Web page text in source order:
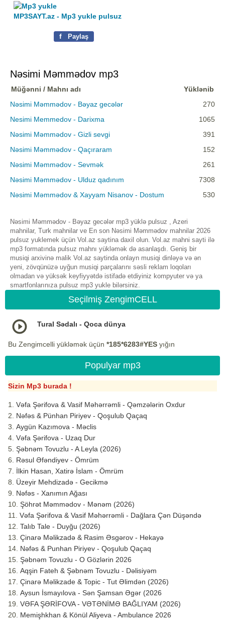
MP3SAYT.az - Mp3 yukle pulsuz
f Paylaş
Nəsimi Məmmədov mp3
Müğənni / Mahnı adı
Yüklənib
Nəsimi Məmmədov - Bəyaz gecələr
270
Nesimi Memmedov - Darixma
1065
Nəsimi Məmmədov - Gizli sevgi
391
Nəsimi Məmmədov - Qaçıraram
152
Nəsimi Məmmədov - Sevmək
261
Nəsimi Məmmədov - Ulduz qadınım
7308
Nəsimi Məmmədov & Xayyam Nisanov - Dostum
530
Nəsimi Məmmədov - Bəyaz gecələr mp3 yüklə pulsuz , Azeri
mahnilar, Turk mahnilar ve En son Nəsimi Məmmədov mahnilar 2026
pulsuz yuklemek üçün Vol.az saytina daxil olun. Vol.az mahni sayti ilə
mp3 formatında pulsuz mahnı yükləmək də asanlaşdı. Geniş bir
musiqi arxivinə malik Vol.az saytinda onlayn musiqi dinləyə və ən
yeni, zövqünüzə uyğun musiqi parçalarını səsli reklam loqoları
olmadan və yüksək keyfiyyətdə istifadə etdiyiniz kompyuter və ya
smartfonlarınıza pulsuz mp3 yukle bilərsiniz.
Seçilmiş ZengimCELL
Tural Sədalı - Qoca dünya
Bu Zengimcelli yükləmək üçün *185*6283#YES yığın
Populyar mp3
Sizin Mp3 burada !
Vəfa Şərifova & Vasif Məhərrəmli - Qəmzələrin Oxdur
Nəfəs & Pünhan Piriyev - Qoşulub Qaçaq
Aygün Kazımova - Məclis
Vəfa Şərifova - Uzaq Dur
Şəbnəm Tovuzlu - A Leyla (2026)
Rəsul Əfəndiyev - Ömrüm
İlkin Hasan, Xatirə İslam - Ömrüm
Üzeyir Mehdizadə - Gecikmə
Nəfəs - Xanımın Ağası
Şöhrət Məmmədov - Mənəm (2026)
Vəfa Şərifova & Vasif Məhərrəmli - Dağlara Çən Düşəndə
Talıb Tale - Duyğu (2026)
Çinarə Məlikzadə & Rasim Əsgərov - Hekayə
Nəfəs & Punhan Piriyev - Qoşulub Qaçaq
Şəbnəm Tovuzlu - O Gözlərin 2026
Aqşin Fateh & Şəbnəm Tovuzlu - Dəlisiyəm
Çinarə Məlikzade & Topic - Tut Əlimdən (2026)
Aysun İsmayılova - Sən Şamsan Əgər (2026
VƏFA ŞƏRİFOVA - VƏTƏNİMƏ BAĞLIYAM (2026)
Memişhkhan & Könül Aliyeva - Ambulance 2026